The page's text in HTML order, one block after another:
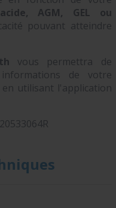
AGM, GEL ou
pouvant atteindre
vous permettra de
de votre
utilisant l'application